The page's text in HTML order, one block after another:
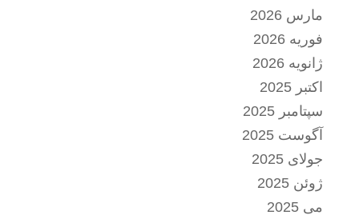
مارس 2026
فوریه 2026
ژانویه 2026
اکتبر 2025
سپتامبر 2025
آگوست 2025
جولای 2025
ژوئن 2025
می 2025